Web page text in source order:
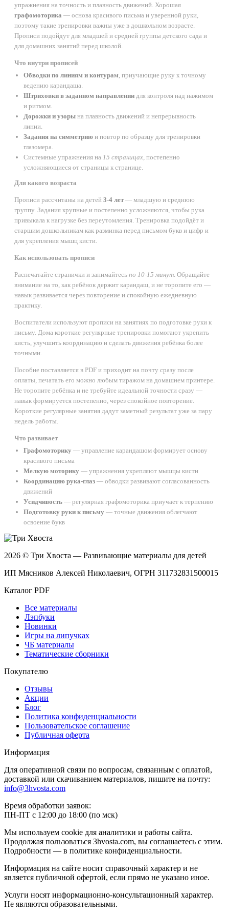
упражнения на точность и плавность движений. Хорошая
графомоторика — основа красивого письма и уверенной руки,
поэтому такие тренировки важны уже в дошкольном возрасте.
Прописи подойдут для младшей и средней группы детского сада и
для домашних занятий перед школой.
Что внутри прописей
Обводки по линиям и контурам , приучающие руку к точному
ведению карандаша.
Штриховки в заданном направлении для контроля над нажимом
и ритмом.
Дорожки и узоры на плавность движений и непрерывность
линии.
Задания на симметрию и повтор по образцу для тренировки
глазомера.
Системные упражнения на 15 страницах , постепенно
усложняющиеся от страницы к странице.
Для какого возраста
Прописи рассчитаны на детей 3-4 лет— младшую и среднюю
группу. Задания крупные и постепенно усложняются, чтобы рука
привыкала к нагрузке без переутомления. Тренировка подойдёт и
старшим дошкольникам как разминка перед письмом букв и цифр и
для укрепления мышц кисти.
Как использовать прописи
Распечатайте странички и занимайтесь по 10-15 минут . Обращайте
внимание на то, как ребёнок держит карандаш, и не торопите его —
навык развивается через повторение и спокойную ежедневную
практику.
Воспитатели используют прописи на занятиях по подготовке руки к
письму. Дома короткие регулярные тренировки помогают укрепить
кисть, улучшить координацию и сделать движения ребёнка более
точными.
Пособие поставляется в PDF и приходит на почту сразу после
оплаты, печатать его можно любым тиражом на домашнем принтере.
Не торопите ребёнка и не требуйте идеальной точности сразу —
навык формируется постепенно, через спокойное повторение.
Короткие регулярные занятия дадут заметный результат уже за пару
недель работы.
Что развивает
Графомоторику — управление карандашом формирует основу
красивого письма
Мелкую моторику — упражнения укрепляют мышцы кисти
Координацию рука-глаз — обводки развивают согласованность
движений
Усидчивость — регулярная графомоторика приучает к терпению
Подготовку руки к письму — точные движения облегчают
освоение букв
2026 © Три Хвоста — Развивающие материалы для детей
ИП Мясников Алексей Николаевич, ОГРН 311732831500015
Каталог PDF
Все материалы
Лэпбуки
Новинки
Игры на липучках
ЧБ материалы
Тематические сборники
Покупателю
Отзывы
Акции
Блог
Политика конфиденциальности
Пользовательское соглашение
Публичная оферта
Информация
Для оперативной связи по вопросам, связанным с оплатой,
доставкой или скачиванием материалов, пишите на почту:
info@3hvosta.com
Время обработки заявок:
ПН-ПТ с 12:00 до 18:00 (по мск)
Мы используем cookie для аналитики и работы сайта.
Продолжая пользоваться 3hvosta.com, вы соглашаетесь с этим.
Подробности — в политике конфиденциальности.
Информация на сайте носит справочный характер и не
является публичной офертой, если прямо не указано иное.
Услуги носят информационно-консультационный характер.
Не являются образовательными.